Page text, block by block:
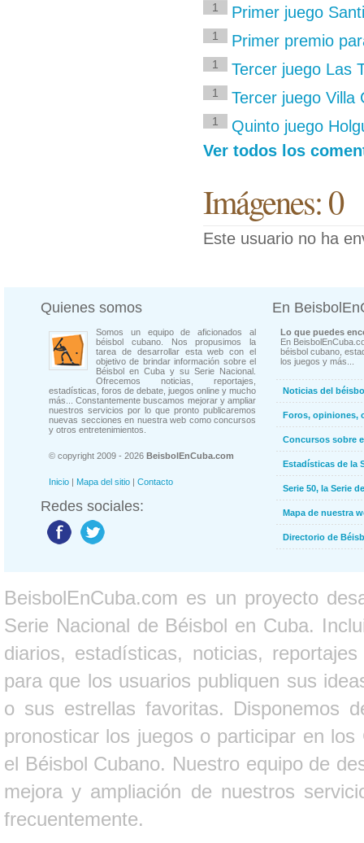
1 Primer juego
1 Primer premio
1 Tercer juego Las
1 Tercer juego Villa
1
Quinto juego
Ver todos los
Imágenes: 0
Este usuario no ha
Quienes somos
Somos un equipo de aficionados al
béisbol cubano. Nos propusimos la
tarea de desarrollar esta web con el
objetivo de brindar información sobre el
Béisbol en Cuba y su Serie Nacional.
Ofrecemos noticias, reportajes,
estadísticas, foros de debate, juegos online y mucho
más... Constantemente buscamos mejorar y ampliar
nuestros servicios por lo que pronto publicaremos
nuevas secciones en nuestra web como concursos
y otros entretenimientos.
© copyright 2009 - 2026 BeisbolEnCuba.com
Inicio | Mapa del sitio | Contacto
Redes sociales:
En
Lo que puedes
En
béisbol cubano,
los juegos y más...
Noticias del
Foros, opiniones,
Concursos sobre
Estadísticas de la
Serie 50, la Serie
Mapa de nuestra
Directorio de
BeisbolEnCuba.com es un proyecto
Serie Nacional de Béisbol en Cuba.
diarios, estadísticas, noticias,
para que los usuarios publiquen sus
o sus estrellas favoritas. Disponemos
pronosticar los juegos o participar en
el Béisbol Cubano. Nuestro equipo de
mejora y ampliación de nuestros
frecuentemente.